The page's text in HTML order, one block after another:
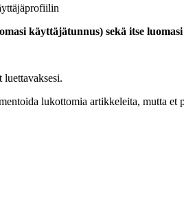
käyttäjätunnus) sekä itse luomasi
lukottomia artikkeleita, mutta et